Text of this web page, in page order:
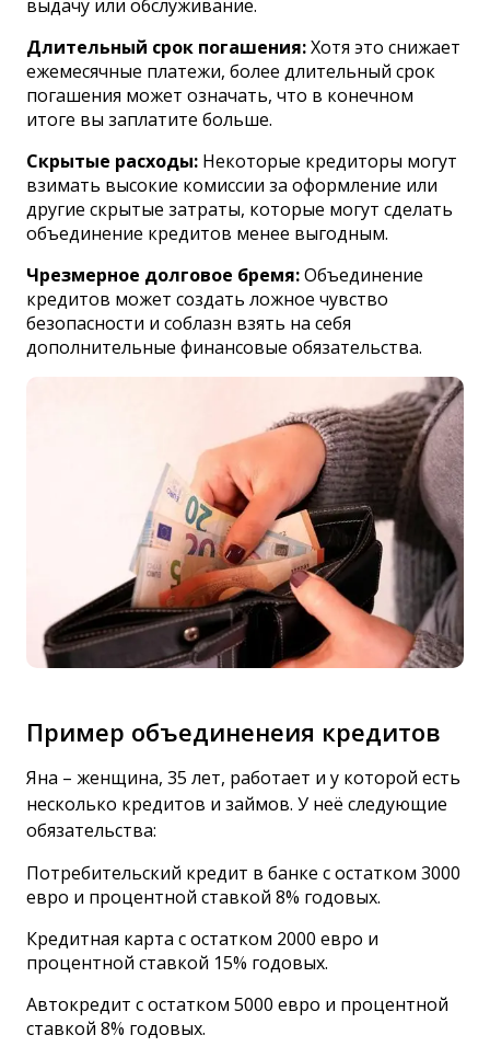
выдачу или обслуживание.
Длительный срок погашения:Хотя это снижает
ежемесячные платежи, более длительный срок
погашения может означать, что в конечном
итоге вы заплатите больше.
Скрытые расходы: Некоторые кредиторы могут
взимать высокие комиссии за оформление или
другие скрытые затраты, которые могут сделать
объединение кредитов менее выгодным.
Чрезмерное долговое бремя:Объединение
кредитов может создать ложное чувство
безопасности и соблазн взять на себя
дополнительные финансовые обязательства.
Пример объединенеия кредитов
Яна – женщина, 35 лет, работает и у которой есть
несколько кредитов и займов. У неё следующие
обязательства:
Потребительский кредит в банке с остатком 3000
евро и процентной ставкой 8% годовых.
Кредитная карта с остатком 2000 евро и
процентной ставкой 15% годовых.
Автокредит с остатком 5000 евро и процентной
ставкой 8% годовых.